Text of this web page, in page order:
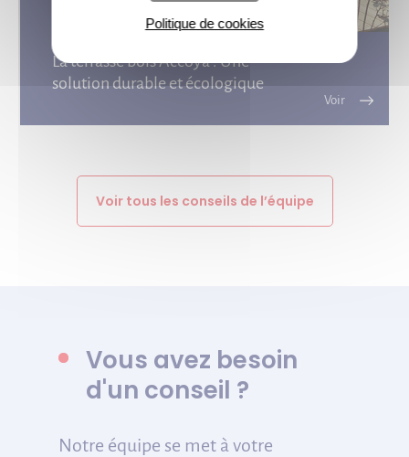
La terrasse bois Accoya : Une
solution durable et écologique
Voir tous les conseils de l’équipe
Vous avez besoin
d'un conseil ?
Notre équipe se met à votre
Politique de cookies